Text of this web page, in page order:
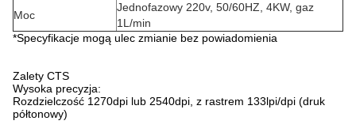
Moc
Jednofazowy 220v, 50/60HZ, 4KW, gaz
1L/min
*Specyfikacje mogą ulec zmianie bez powiadomienia
Zalety CTS
Wysoka precyzja:
Rozdzielczość 1270dpi lub 2540dpi, z rastrem 133lpi/dpi (druk
półtonowy)